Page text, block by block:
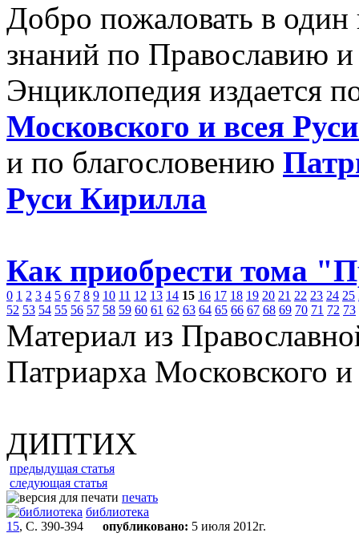
Добро пожаловать в
знаний по Православию
Энциклопедия издается
Московского и всея
и по благословению
Руси Кирилла
Как приобрести тома
0 1 2 3 4 5 6 7 8 9 10 11 12 13 14 15 16 17 18 19 20 21 22 23 24 25
52 53 54 55 56 57 58 59 60 61 62 63 64 65 66 67 68 69 70 71 72 73
Материал из
Патриарха Московского
ДИПТИХ
предыдущая статья
следующая статья
печать
библиотека
15, С. 390-394 опубликовано: 5 июля 2012г.